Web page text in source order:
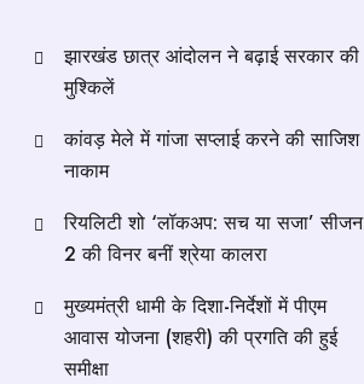
झारखंड छात्र आंदोलन ने बढ़ाई सरकार की
मुश्किलें
कांवड़ मेले में गांजा सप्लाई करने की साजिश
नाकाम
रियलिटी शो ‘लॉकअप: सच या सजा’ सीजन
2 की विनर बनीं श्रेया कालरा
मुख्यमंत्री धामी के दिशा-निर्देशों में पीएम
आवास योजना (शहरी) की प्रगति की हुई
समीक्षा